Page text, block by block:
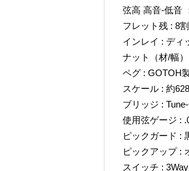
弦高 高音-低音
フレット残 : 8割
インレイ : ディ
ナット（材/幅
ペグ : GOTOH
スケール : 約
ブリッジ :
使用弦ゲージ :
ピックガード :
ピックアップ :
スイッチ :